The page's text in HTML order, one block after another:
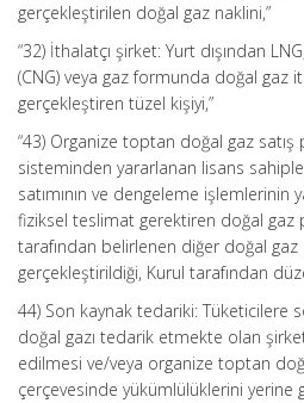
gerçekleştirilen doğal gaz naklini,”
“32) İthalatçı şirket: Yurt dışından
(CNG) veya gaz formunda doğal gaz
gerçekleştiren tüzel kişiyi,”
“43) Organize toptan doğal gaz satış
sisteminden yararlanan lisans
satımının ve dengeleme işlemlerinin
fiziksel teslimat gerektiren doğal gaz
tarafından belirlenen diğer doğal gaz
gerçekleştirildiği, Kurul tarafından
44) Son kaynak tedariki: Tüketicilere
doğal gazı tedarik etmekte olan
edilmesi ve/veya organize toptan
çerçevesinde yükümlülüklerini